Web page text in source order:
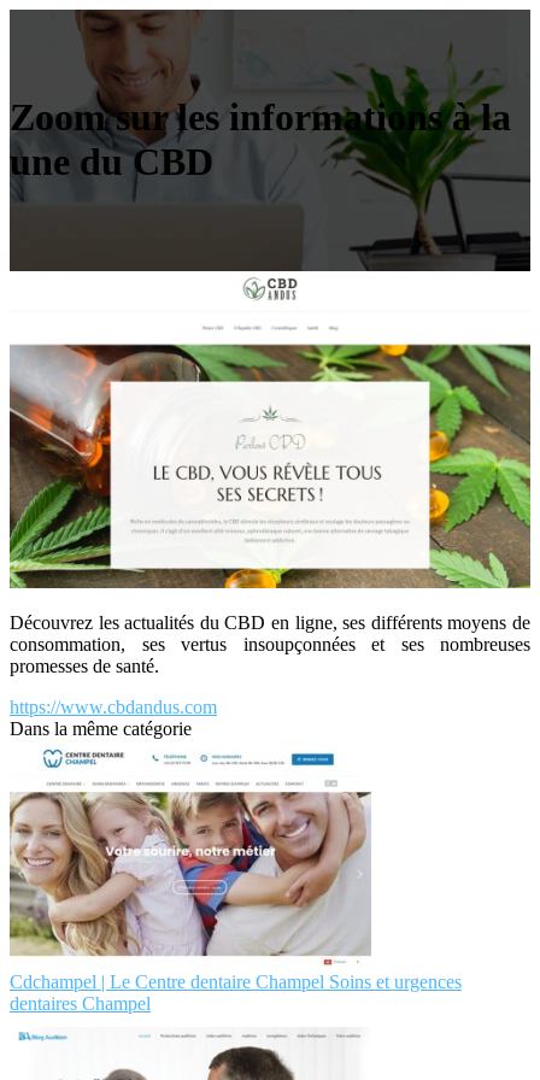
Zoom sur les informations à la
une du CBD
Découvrez les actualités du CBD en ligne, ses différents moyens de
consommation, ses vertus insoupçonnées et ses nombreuses
promesses de santé.
https://www.cbdandus.com
Dans la même catégorie
Cdchampel | Le Centre dentaire Champel Soins et urgences
dentaires Champel